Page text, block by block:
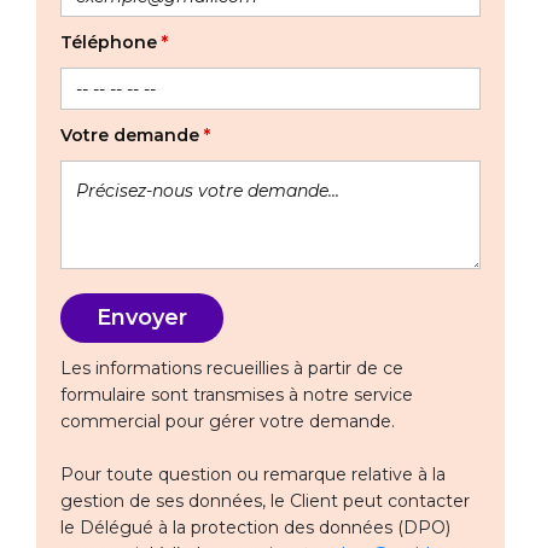
Téléphone *
Votre demande *
Les informations recueillies à partir de ce
formulaire sont transmises à notre service
commercial pour gérer votre demande.
Pour toute question ou remarque relative à la
gestion de ses données, le Client peut contacter
le Délégué à la protection des données (DPO)